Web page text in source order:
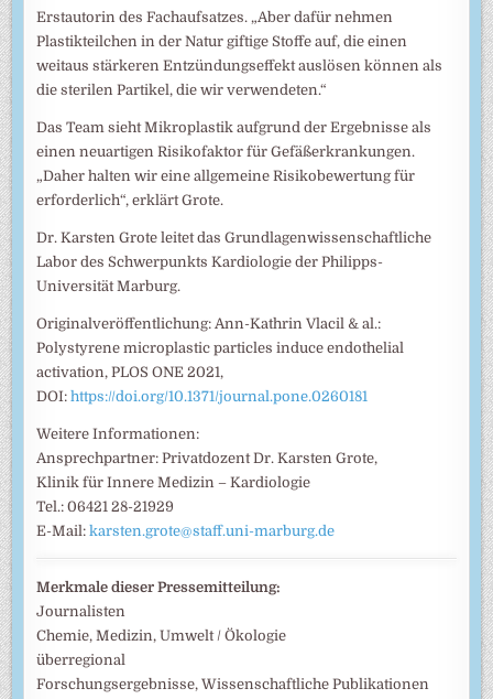
Erstautorin des Fachaufsatzes. „Aber dafür nehmen
Plastikteilchen in der Natur giftige Stoffe auf, die einen
weitaus stärkeren Entzündungseffekt auslösen können als
die sterilen Partikel, die wir verwendeten.“
Das Team sieht Mikroplastik aufgrund der Ergebnisse als
einen neuartigen Risikofaktor für Gefäßerkrankungen.
„Daher halten wir eine allgemeine Risikobewertung für
erforderlich“, erklärt Grote.
Dr. Karsten Grote leitet das Grundlagenwissenschaftliche
Labor des Schwerpunkts Kardiologie der Philipps-
Universität Marburg.
Originalveröffentlichung: Ann-Kathrin Vlacil & al.:
Polystyrene microplastic particles induce endothelial
activation, PLOS ONE 2021,
DOI:https://doi.org/10.1371/journal.pone.0260181
Weitere Informationen:
Ansprechpartner: Privatdozent Dr. Karsten Grote,
Klinik für Innere Medizin – Kardiologie
Tel.: 06421 28-21929
E-Mail:karsten.grote@staff.uni-marburg.de
Merkmale dieser Pressemitteilung:
Journalisten
Chemie, Medizin, Umwelt / Ökologie
überregional
Forschungsergebnisse, Wissenschaftliche Publikationen